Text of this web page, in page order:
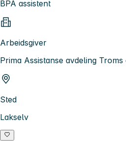
BPA assistent
Arbeidsgiver
Prima Assistanse avdeling
Sted
Lakselv